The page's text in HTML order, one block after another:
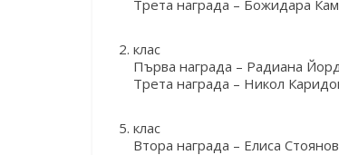
Трета награда – Божидара
клас
Първа награда – Радиана
Трета награда – Никол
клас
Втора награда – Елиса